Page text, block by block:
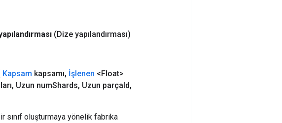
(Dize yapılandırması)
Kapsam kapsamı, İşlenen <Float>
, Uzun numShards, Uzun parçaId,
sınıf oluşturmaya yönelik fabrika